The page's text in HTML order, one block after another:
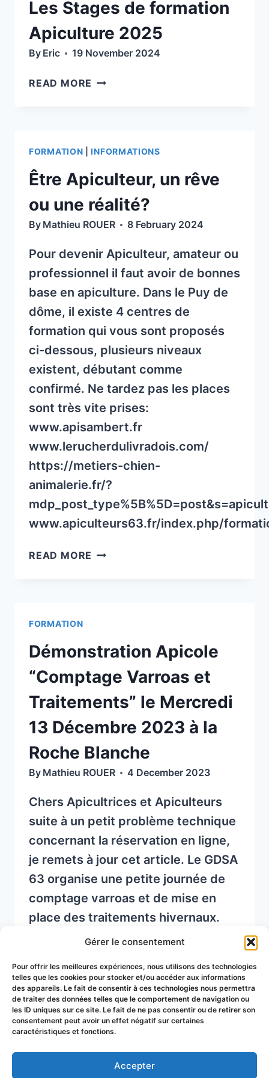
Gérer le consentement
Pour offrir les meilleures expériences, nous utilisons des technologies
telles que les cookies pour stocker et/ou accéder aux informations
des appareils. Le fait de consentir à ces technologies nous permettra
de traiter des données telles que le comportement de navigation ou
les ID uniques sur ce site. Le fait de ne pas consentir ou de retirer son
consentement peut avoir un effet négatif sur certaines
caractéristiques et fonctions.
Accepter
Les Stages de formation
Apiculture 2025
By Eric 19 November 2024
READ MORE LES
2025
FORMATION INFORMATIONS
Être Apiculteur, un rêve
ou une réalité?
By Mathieu ROUER 8 February 2024
Pour devenir Apiculteur, amateur ou
professionnel il faut avoir de bonnes
base en apiculture. Dans le Puy de
dôme, il existe 4 centres de
formation qui vous sont proposés
ci-dessous, plusieurs niveaux
existent, débutant comme
confirmé. Ne tardez pas les places
sont très vite prises:
www.apisambert.fr
www.lerucherdulivradois.com/
https://metiers-chien-
animalerie.fr/?
www.apiculteurs63.fr/index.php/
READ MORE ÊTRE
RÉALITÉ?
FORMATION
Démonstration Apicole
“Comptage Varroas et
Traitements” le Mercredi
13 Décembre 2023 à la
Roche Blanche
By Mathieu ROUER 4 December 2023
Chers Apicultrices et Apiculteurs
suite à un petit problème technique
concernant la réservation en ligne,
je remets à jour cet article. Le GDSA
63 organise une petite journée de
comptage varroas et de mise en
place des traitements hivernaux.
Cette démonstration se déroulera
Blanche. Les places sont…
READ MOREDÉMONSTRATION
APICOLE
“COMPTAGE